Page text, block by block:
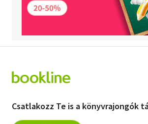
Csatlakozz Te is a könyvrajongók